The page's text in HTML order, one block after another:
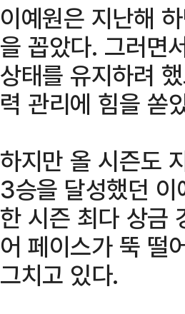
이예원은 지난해
을 꼽았다. 그러면
상태를 유지하려
력 관리에 힘을 쏟
하지만 올 시즌도
3승을 달성했던
한 시즌 최다 상금
어 페이스가 뚝 떨
그치고 있다.